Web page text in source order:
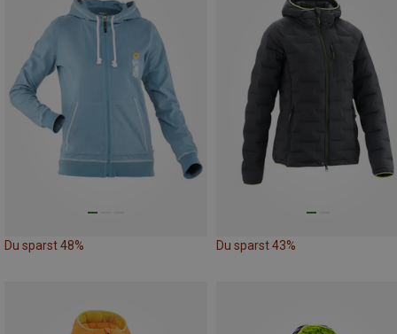
Du sparst 48% Du sparst 43%